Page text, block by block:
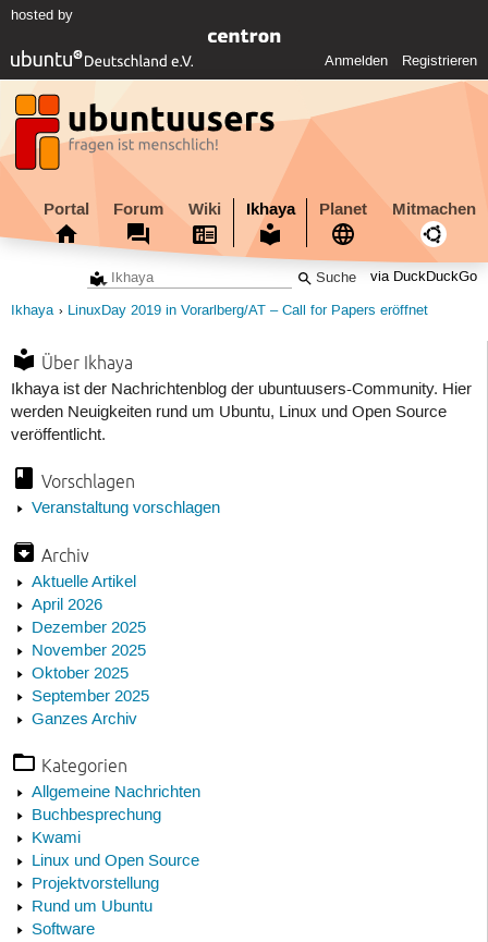
hosted by
Anmelden Registrieren
Portal Forum Wiki Ikhaya Planet Mitmachen
via DuckDuckGo
Ikhaya LinuxDay 2019 in Vorarlberg/AT – Call for Papers eröffnet
Über Ikhaya
Ikhaya ist der Nachrichtenblog der ubuntuusers-Community. Hier
werden Neuigkeiten rund um Ubuntu, Linux und Open Source
veröffentlicht.
Vorschlagen
Veranstaltung vorschlagen
Archiv
Aktuelle Artikel
April 2026
Dezember 2025
November 2025
Oktober 2025
September 2025
Ganzes Archiv
Kategorien
Allgemeine Nachrichten
Buchbesprechung
Kwami
Linux und Open Source
Projektvorstellung
Rund um Ubuntu
Software